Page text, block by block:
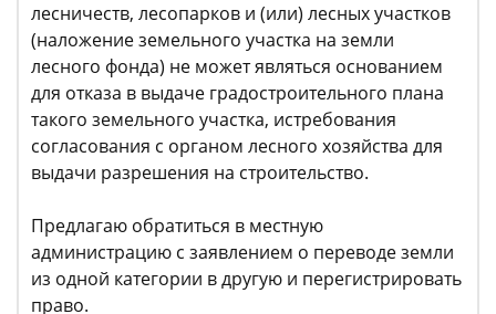
лесничеств, лесопарков и (или) лесных участков
(наложение земельного участка на земли
лесного фонда) не может являться основанием
для отказа в выдаче градостроительного плана
такого земельного участка, истребования
согласования с органом лесного хозяйства для
выдачи разрешения на строительство.
Предлагаю обратиться в местную
администрацию с заявлением о переводе земли
из одной категории в другую и перегистрировать
право.